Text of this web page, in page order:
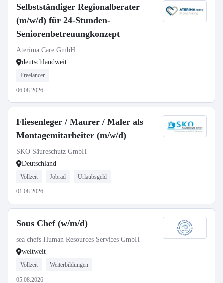
Selbstständiger Regionalberater
(m/w/d) für 24-Stunden-
Seniorenbetreuungkonzept
Aterima Care GmbH
deutschlandweit
Freelancer
06.08.2026
Fliesenleger / Maurer / Maler als
Montagemitarbeiter (m/w/d)
SKO Säureschutz GmbH
Deutschland
Vollzeit Jobrad Urlaubsgeld
01.08.2026
Sous Chef (w/m/d)
sea chefs Human Resources Services GmbH
weltweit
Vollzeit Weiterbildungen
05.08.2026